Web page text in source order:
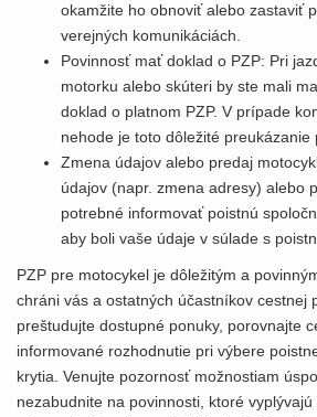
okamžite ho obnoviť alebo zastaviť
verejných komunikáciách.
Povinnosť mať doklad o PZP: Pri
motorku alebo skúteri by ste mali
doklad o platnom PZP. V prípade
nehode je toto dôležité preukázanie
Zmena údajov alebo predaj
údajov (napr. zmena adresy) alebo
potrebné informovať poistnú
aby boli vaše údaje v súlade s
PZP pre motocykel je dôležitým a
chráni vás a ostatných účastníkov cestnej
preštudujte dostupné ponuky, porovnajte
informované rozhodnutie pri výbere
krytia. Venujte pozornosť možnostiam
nezabudnite na povinnosti, ktoré